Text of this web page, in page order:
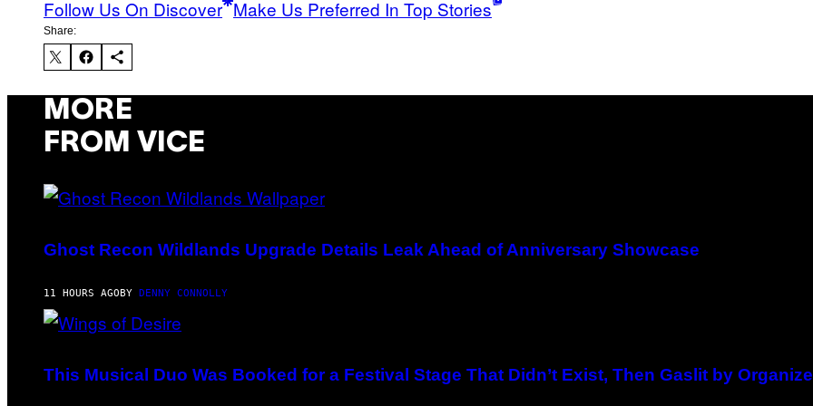
Follow Us On Discover Make Us Preferred In Top Stories
Share:
MORE
FROM VICE
Ghost Recon Wildlands Upgrade Details Leak Ahead of Anniversary Showcase
11 HOURS AGO BY DENNY CONNOLLY
AMBER
LITTLE/PRESS)
This Musical Duo Was Booked for a Festival Stage That Didn’t Exist, Then Gaslit by